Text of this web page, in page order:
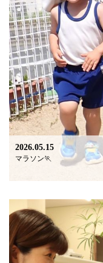
2026.05.15
マラソン🏃